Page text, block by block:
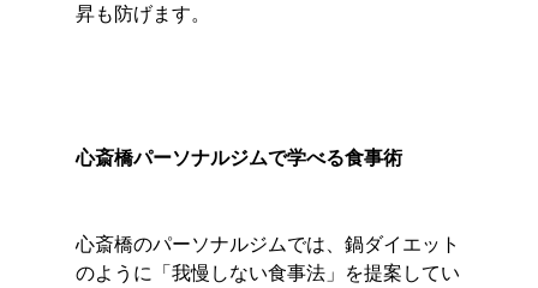
昇も防げます。
心斎橋パーソナルジムで学べる食事術
心斎橋のパーソナルジムでは、鍋ダイエット
のように「我慢しない食事法」を提案してい